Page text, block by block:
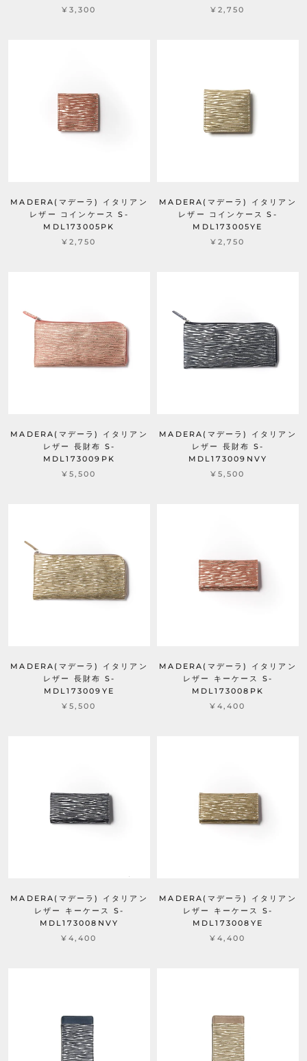
¥3,300
¥2,750
MADERA(マデーラ) イタリアン
レザー コインケース S-
MDL173005PK
¥2,750
MADERA(マデーラ) イタリアン
レザー コインケース S-
MDL173005YE
¥2,750
MADERA(マデーラ) イタリアン
レザー 長財布 S-
MDL173009PK
¥5,500
MADERA(マデーラ) イタリアン
レザー 長財布 S-
MDL173009NVY
¥5,500
MADERA(マデーラ) イタリアン
レザー 長財布 S-
MDL173009YE
¥5,500
MADERA(マデーラ) イタリアン
レザー キーケース S-
MDL173008PK
¥4,400
MADERA(マデーラ) イタリアン
レザー キーケース S-
MDL173008NVY
¥4,400
MADERA(マデーラ) イタリアン
レザー キーケース S-
MDL173008YE
¥4,400